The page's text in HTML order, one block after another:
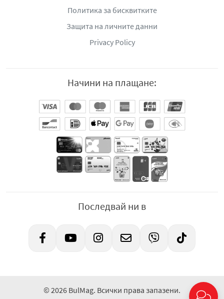
Политика за бисквитките
Защита на личните данни
Privacy Policy
Начини на плащане:
Последвай ни в
© 2026 BulMag. Всички права запазени.